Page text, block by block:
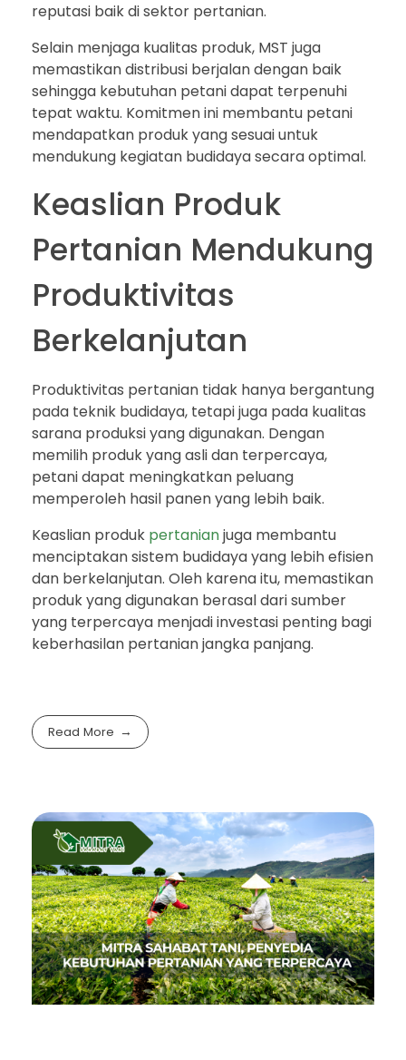
reputasi baik di sektor pertanian.
Selain menjaga kualitas produk, MST juga
memastikan distribusi berjalan dengan baik
sehingga kebutuhan petani dapat terpenuhi
tepat waktu. Komitmen ini membantu petani
mendapatkan produk yang sesuai untuk
mendukung kegiatan budidaya secara optimal.
Keaslian Produk
Pertanian Mendukung
Produktivitas
Berkelanjutan
Produktivitas pertanian tidak hanya bergantung
pada teknik budidaya, tetapi juga pada kualitas
sarana produksi yang digunakan. Dengan
memilih produk yang asli dan terpercaya,
petani dapat meningkatkan peluang
memperoleh hasil panen yang lebih baik.
Keaslian produk pertanianjuga membantu
menciptakan sistem budidaya yang lebih efisien
dan berkelanjutan. Oleh karena itu, memastikan
produk yang digunakan berasal dari sumber
yang terpercaya menjadi investasi penting bagi
keberhasilan pertanian jangka panjang.
Read More